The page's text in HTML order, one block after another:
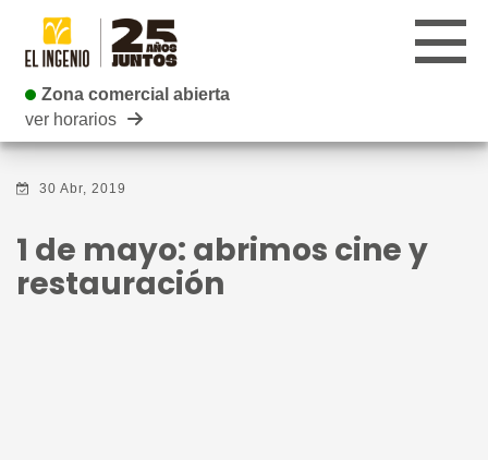
Zona comercial abierta
INFANTIL
Zona comercial abierta
ver horarios
30 Abr, 2019
1 de mayo: abrimos cine y
restauración